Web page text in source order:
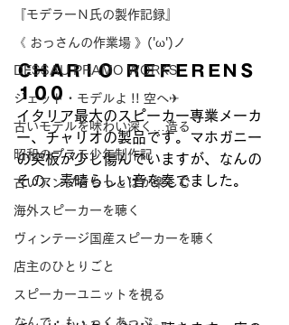
『モデラーＮ氏の製作記録』
《 おっさんの作業場 》('ω')ノ
DESSAU PRAMO WORKS
ジェット・モデルよ !! 空へ✈
古いモデルを味わい深く…造る
昭和のプラモ少年制作記
古いアンプをちっとばか楽しむ
海外スピーカーを聴く
ヴィンテージ国産スピーカーを聴く
店主のひとりごと
スピーカーユニットを視る
なんで・も・っくあっぷ
ＣＨＡＲＩＯ  ＲＥＦＥＲＥＮＳ
１００
イタリア最大のスピーカー専業メーカ
ー、チャリオの製品です。マホガニー
の突板が少し傷んでいますが、なんの
その、素晴らしい音を奏でました。